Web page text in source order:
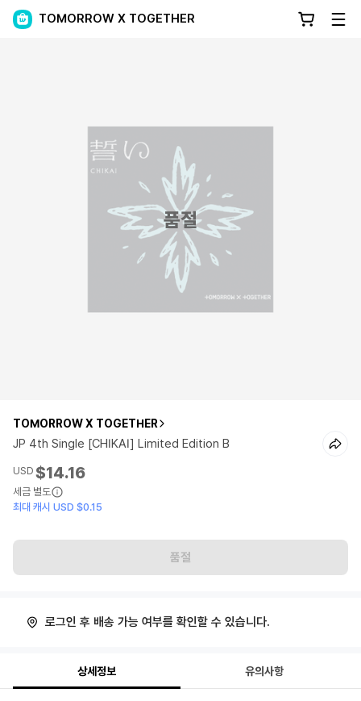
TOMORROW X TOGETHER
품절
TOMORROW X TOGETHER
JP 4th Single [CHIKAI] Limited Edition B
USD $14.16
세금 별도
최대 캐시 USD $0.15
품절
로그인 후 배송 가능 여부를 확인할 수 있습니다.
상세정보 유의사항